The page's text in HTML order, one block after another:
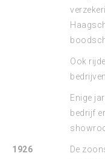
Ook
Enige
bedrijf
1926
De